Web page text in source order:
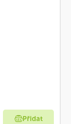
Přidat